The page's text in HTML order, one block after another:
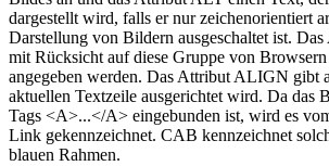
dargestellt wird, falls er nur zeichenorientiert
Darstellung von Bildern ausgeschaltet ist.
mit Rücksicht auf diese Gruppe von
angegeben werden. Das Attribut ALIGN gibt
aktuellen Textzeile ausgerichtet wird. Da das
Tags <A>...</A> eingebunden ist, wird es
Link gekennzeichnet. CAB kennzeichnet
blauen Rahmen.